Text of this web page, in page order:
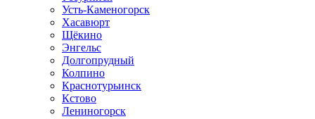
Усть-Каменогорск
Хасавюрт
Щёкино
Энгельс
Долгопрудный
Колпино
Краснотурьинск
Кстово
Лениногорск